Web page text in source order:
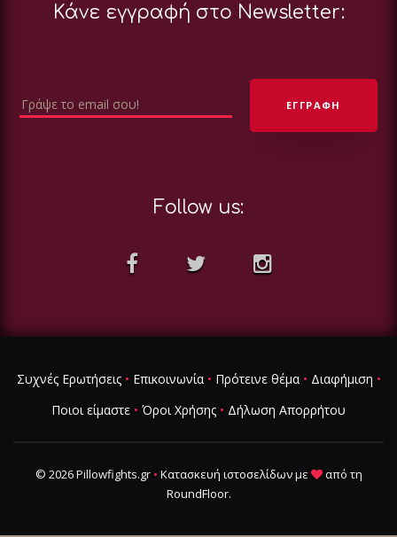
Κάνε εγγραφή στο Newsletter:
Follow us:
Συχνές Ερωτήσεις• Επικοινωνία• Πρότεινε θέμα• Διαφήμιση •
Ποιοι είμαστε • Όροι Χρήσης • Δήλωση Απορρήτου
© 2026 Pillowfights.gr • Κατασκευή ιστοσελίδωνμε
από τη
RoundFloor.